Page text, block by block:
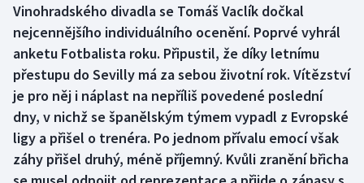
Curling
Dostihy
Florbal
Futsal
Vinohradského divadla se Tomáš Vaclík dočkal
nejcennějšího individuálního ocenění. Poprvé vyhrál
anketu Fotbalista roku. Připustil, že díky letnímu
přestupu do Sevilly má za sebou životní rok. Vítězství
je pro něj i náplast na nepříliš povedené poslední
dny, v nichž se španělským týmem vypadl z Evropské
ligy a přišel o trenéra. Po jednom přívalu emocí však
záhy přišel druhý, méně příjemný. Kvůli zranění břicha